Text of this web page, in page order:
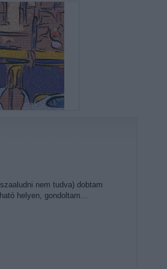
nem tudva) dobtam
helyen, gondoltam…